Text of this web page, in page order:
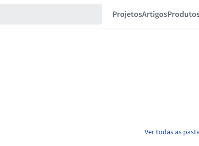
ProjetosArtigos
Ver todas as